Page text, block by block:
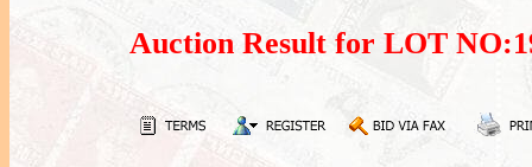
Auction Result for LOT